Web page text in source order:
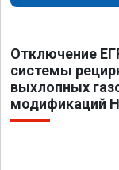
Отключение
системы
выхлопных
модификаций